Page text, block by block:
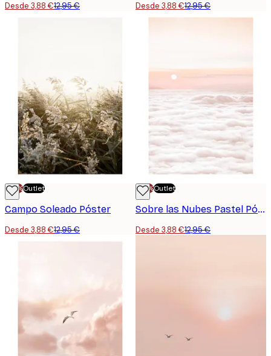
Desde 3,88 €12,95 € Desde 3,88 €12,95 €
-70%Outlet
Campo Soleado Póster
Desde 3,88 €12,95 €
-70%Outlet
Sobre las Nubes Pastel Póster
Desde 3,88 €12,95 €